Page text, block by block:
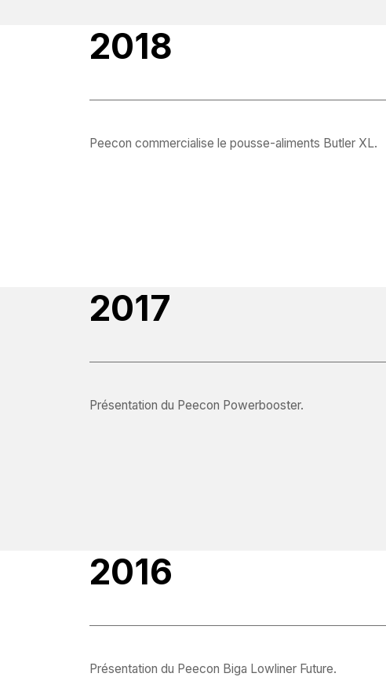
2018
Peecon commercialise le pousse-aliments Butler XL.
2017
Présentation du Peecon Powerbooster.
2016
Présentation du Peecon Biga Lowliner Future.